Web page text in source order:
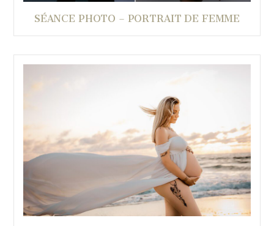
SÉANCE PHOTO – PORTRAIT DE FEMME